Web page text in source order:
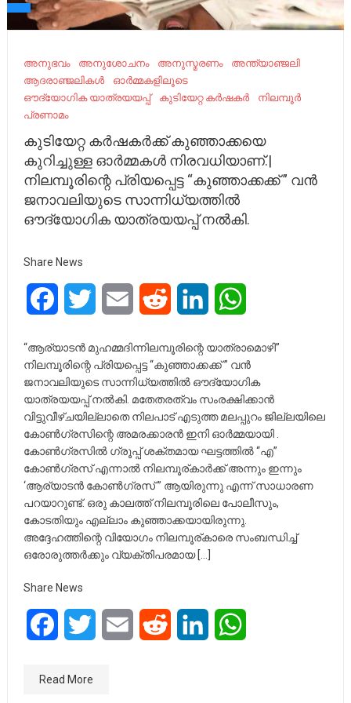
അനുഭവം അനുശോചനം അനുസ്മരണം
അന്ത്യാഞ്ജലി
ആദരാഞ്ജലികൾ
ഓര്‍മ്മകളിലൂടെ
ഔദ്യോഗിക യാത്രയയപ്പ്
കുടിയേറ്റ കർഷകർ
നിലമ്പൂർ
പ്രണാമം
കുടിയേറ്റ കർഷകർക്ക് കുഞ്ഞാക്കയെ
കുറിച്ചുള്ള ഓർമ്മകൾ നിരവധിയാണ്.|
നിലമ്പൂരിന്റെ പ്രിയപ്പെട്ട “കുഞ്ഞാക്കക്ക് ” വൻ
ജനാവലിയുടെ സാന്നിധ്യത്തിൽ
ഔദ്യോഗിക യാത്രയയപ്പ് നൽകി.
Share News
FacebookTwitter Email Reddit LinkedIn
“ആര്യാടൻ മുഹമ്മദിന്നിലമ്പൂരിന്റെ യാത്രാമൊഴി”
നിലമ്പൂരിന്റെ പ്രിയപ്പെട്ട “കുഞ്ഞാക്കക്ക് ” വൻ
ജനാവലിയുടെ സാന്നിധ്യത്തിൽ ഔദ്യോഗിക
യാത്രയയപ്പ് നൽകി. മതേതരത്വം സംരക്ഷിക്കാൻ
വിട്ടുവീഴ്ചയില്ലാതെ നിലപാട് എടുത്ത മലപ്പുറം ജില്ലയിലെ
കോൺഗ്രസിന്റെ അമരക്കാരൻ ഇനി ഓർമ്മയായി .
കോൺഗ്രസിൽ ഗ്രൂപ്പ് ശക്തമായ ഘട്ടത്തിൽ “എ”
കോൺഗ്രസ് എന്നാൽ നിലമ്പൂര്കാർക്ക് അന്നും ഇന്നും
‘ആര്യാടൻ കോൺഗ്രസ് ” ആയിരുന്നു എന്ന് സാധാരണ
പറയാറുണ്ട്. ഒരു കാലത്ത് നിലമ്പൂരിലെ പോലീസും,
കോടതിയും എല്ലാം കുഞ്ഞാക്കയായിരുന്നു.
അദ്ദേഹത്തിന്റെ വിയോഗം നിലമ്പൂര്കാരെ സംബന്ധിച്ച്
ഒരോരുത്തർക്കും വ്യക്തിപരമായ […]
Share News
FacebookTwitter Email Reddit LinkedIn
Read More